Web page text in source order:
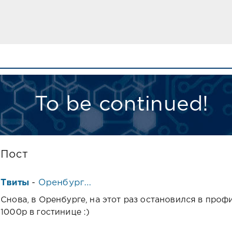
To be continued!
Пост
Твиты - Оренбург...
Снова, в Оренбурге, на этот раз остановился в
1000р в гостинице :)